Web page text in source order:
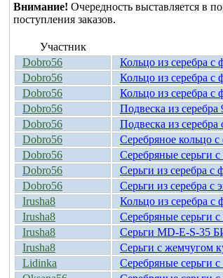
Внимание! Очередность выставляется в
поступления заказов.
Участник
Dobro56
Кольцо из серебра
Dobro56
Кольцо из серебра
Dobro56
Кольцо из серебра
Dobro56
Подвеска из
Dobro56
Подвеска из
Dobro56
Серебряное кольцо
Dobro56
Серебряные серьги
Dobro56
Серьги из серебра
Dobro56
Серьги из серебра
Irusha8
Кольцо из серебра
Irusha8
Серебряные серьги
Irusha8
Серьги MD-E-S-
Irusha8
Серьги с
Lidinka
Серебряные серьги